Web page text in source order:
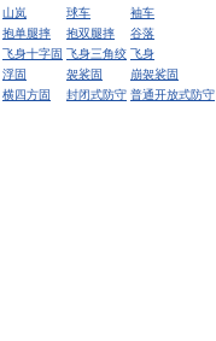
山岚
球车 袖车
抱单腿摔
抱双腿摔 谷落
飞身十字固 飞身三角绞 飞身
浮固
袈裟固 崩袈裟固
横四方固
封闭式防守 普通开放式防守